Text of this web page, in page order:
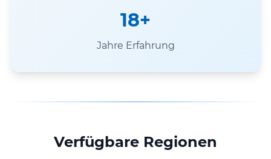
18+
Jahre Erfahrung
Verfügbare Regionen